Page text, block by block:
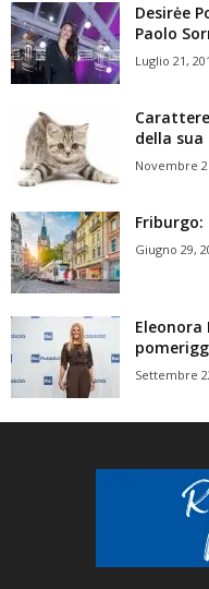
Desirėe
Paolo
Luglio 21,
della sua
Novembre
Giugno 29,
Settembre